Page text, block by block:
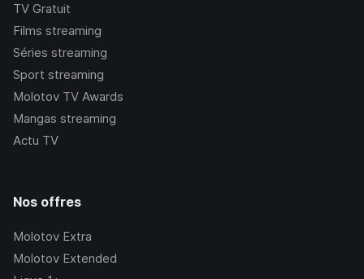
TV Gratuit
Films streaming
Séries streaming
Sport streaming
Molotov TV Awards
Mangas streaming
Actu TV
Nos offres
Molotov Extra
Molotov Extended